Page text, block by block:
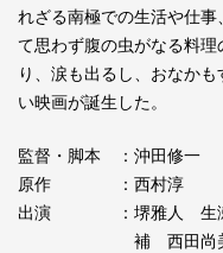
れざる南極での生活や仕
て思わず腹の虫がなる料
り、涙も出るし、おなか
い映画が誕生した。
監督・脚本
：沖田修一
原作
：西村淳
出演
：堺雅人
補 西田尚